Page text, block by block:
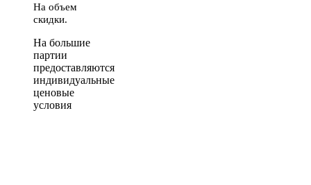
На объем
скидки.
На большие
партии
предоставляются
индивидуальные
ценовые
условия